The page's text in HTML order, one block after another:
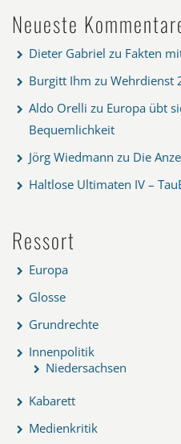
Neueste
Dieter Gabriel zu Fakten
Burgitt Ihm zu Wehrdienst
Aldo Orelli zu Europa übt
Bequemlichkeit
Jörg Wiedmann zu Die
Haltlose Ultimaten IV –
Ressort
Europa
Glosse
Grundrechte
Innenpolitik
Niedersachsen
Kabarett
Medienkritik